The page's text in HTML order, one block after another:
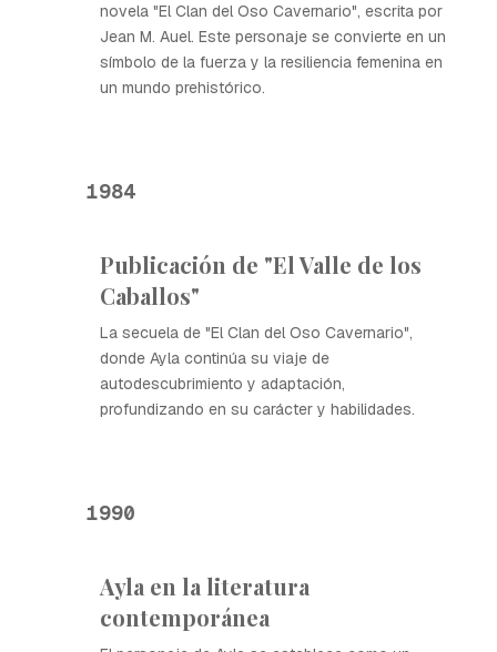
novela "El Clan del Oso Cavernario", escrita por
Jean M. Auel. Este personaje se convierte en un
símbolo de la fuerza y la resiliencia femenina en
un mundo prehistórico.
1984
Publicación de "El Valle de los
Caballos"
La secuela de "El Clan del Oso Cavernario",
donde Ayla continúa su viaje de
autodescubrimiento y adaptación,
profundizando en su carácter y habilidades.
1990
Ayla en la literatura
contemporánea